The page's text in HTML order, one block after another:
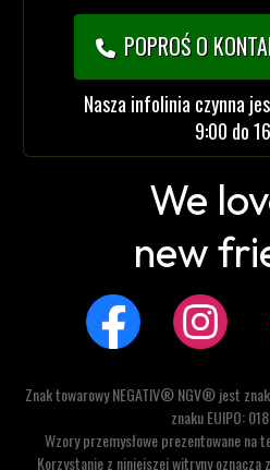
POPROŚ O
Nasza infolinia czynna
9:00 do
We
new
Znak towarowy NEGATIV® NGV® jest
znaku EUIPO:
Wzory przemysłowe prezentowane na
Korzystanie z niniejszej witryny oznacza